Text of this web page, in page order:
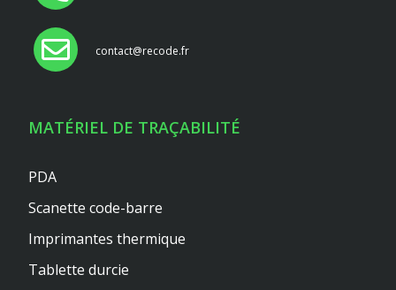
contact@recode.fr
MATÉRIEL DE TRAÇABILITÉ
PDA
Scanette code-barre
Imprimantes thermique
Tablette durcie